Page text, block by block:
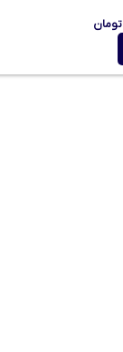
تومان